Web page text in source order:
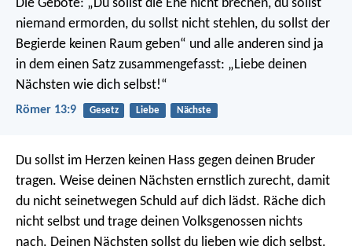
Die Gebote: „Du sollst die Ehe nicht brechen, du sollst
niemand ermorden, du sollst nicht stehlen, du sollst der
Begierde keinen Raum geben“ und alle anderen sind ja
in dem einen Satz zusammengefasst: „Liebe deinen
Nächsten wie dich selbst!“
Römer 13:9 Gesetz Liebe Nächste
Du sollst im Herzen keinen Hass gegen deinen Bruder
tragen. Weise deinen Nächsten ernstlich zurecht, damit
du nicht seinetwegen Schuld auf dich lädst. Räche dich
nicht selbst und trage deinen Volksgenossen nichts
nach. Deinen Nächsten sollst du lieben wie dich selbst.